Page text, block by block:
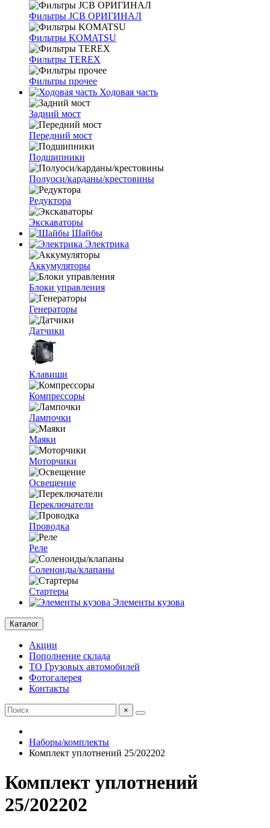
Фильтры JCB ОРИГИНАЛ
Фильтры KOMATSU
Фильтры TEREX
Фильтры прочее
Ходовая часть
Задний мост
Передний мост
Подшипники
Полуоси/карданы/крестовины
Редуктора
Экскаваторы
Шайбы
Электрика
Аккумуляторы
Блоки управления
Генераторы
Датчики
Клавиши
Компрессоры
Лампочки
Маяки
Моторчики
Освещение
Переключатели
Проводка
Реле
Соленоиды/клапаны
Стартеры
Элементы кузова
Каталог
Акции
Пополнение склада
ТО Грузовых автомобилей
Фотогалерея
Контакты
×
Наборы/комплекты
Комплект уплотнений 25/202202
Комплект уплотнений
25/202202